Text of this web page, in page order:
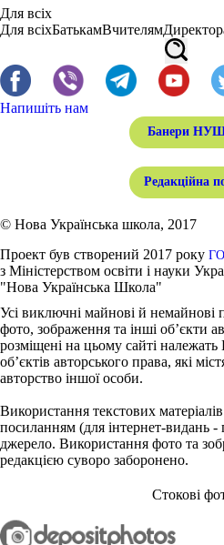
Для всіх
Для всіхБатькамВчителям
Напишіть нам
Банери
Редакційна
© Нова Українська школа, 2017
Проект був створений 2017 року
з Міністерством освіти і науки
"Нова Українська Школа"
Усі виключні майнові й немайнові
фото, зображення та інші об’єкти
розміщені на цьому сайті
об’єктів авторського права, які
авторство іншої особи.
Використання текстових
посиланням (для інтернет-видань -
джерело. Використання фото та
редакцією суворо заборонено.
Стокові